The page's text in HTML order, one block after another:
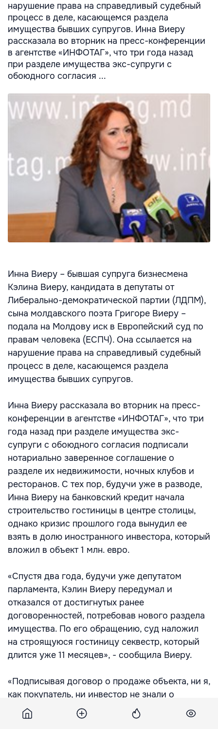
нарушение права на справедливый судебный
процесс в деле, касающемся раздела
имущества бывших супругов. Инна Виеру
рассказала во вторник на пресс-конференции
в агентстве «ИНФОТАГ», что три года назад
при разделе имущества экс-супруги с
обоюдного согласия ...
Инна Виеру – бывшая супруга бизнесмена
Кэлина Виеру, кандидата в депутаты от
Либерально-демократической партии (ЛДПМ),
сына молдавского поэта Григоре Виеру –
подала на Молдову иск в Европейский суд по
правам человека (ЕСПЧ). Она ссылается на
нарушение права на справедливый судебный
процесс в деле, касающемся раздела
имущества бывших супругов.
Инна Виеру рассказала во вторник на пресс-
конференции в агентстве «ИНФОТАГ», что три
года назад при разделе имущества экс-
супруги с обоюдного согласия подписали
нотариально заверенное соглашение о
разделе их недвижимости, ночных клубов и
ресторанов. С тех пор, будучи уже в разводе,
Инна Виеру на банковский кредит начала
строительство гостиницы в центре столицы,
однако кризис прошлого года вынудил ее
взять в долю иностранного инвестора, который
вложил в объект 1 млн. евро.
«Спустя два года, будучи уже депутатом
парламента, Кэлин Виеру передумал и
отказался от достигнутых ранее
договоренностей, потребовав нового раздела
имущества. По его обращению, суд наложил
на строящуюся гостиницу секвестр, который
длится уже 11 месяцев», - сообщила Виеру.
«Подписывая договор о продаже объекта, ни я,
как покупатель, ни инвестор не знали о
секвестре, так как ссылались на выписку из
кадастра, которая была действительна на